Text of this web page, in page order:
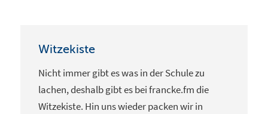
Witzekiste
Nicht immer gibt es was in der Schule zu
lachen, deshalb gibt es bei francke.fm die
Witzekiste. Hin uns wieder packen wir in